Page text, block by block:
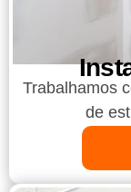
Trabalhamos
de